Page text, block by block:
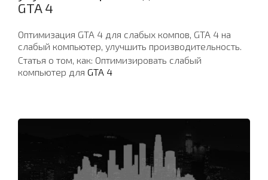
GTA 4
Оптимизация GTA 4 для слабых компов, GTA 4 на
слабый компьютер, улучшить производительность.
Статья о том, как: Оптимизировать слабый
компьютер для GTA 4